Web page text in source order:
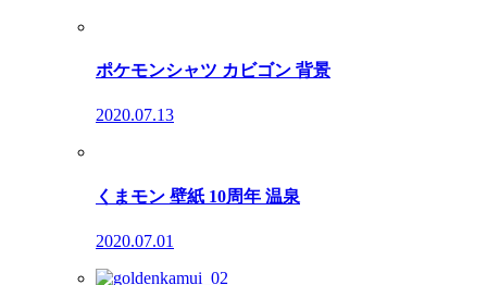
ポケモンシャツ カビゴン 背景
2020.07.13
くまモン 壁紙 10周年 温泉
2020.07.01